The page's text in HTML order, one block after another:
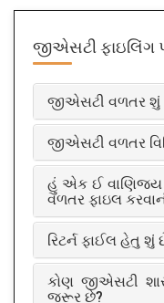
જીએસટી ફાઇલિંગ
જીએસટી વળતર શું
જીએસટી વળતર
હું એક ઈ વાણિજ્ય
વળતર ફાઇલ
રિટર્ન ફાઈલ હેતુ શું
કોણ જીએસટી
જરૂર છે?